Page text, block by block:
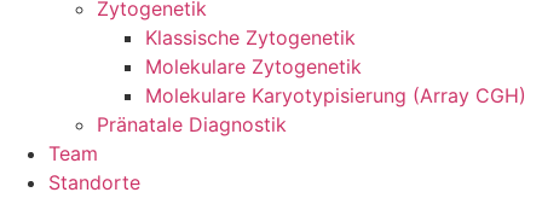
Zytogenetik
Klassische Zytogenetik
Molekulare Zytogenetik
Molekulare Karyotypisierung (Array CGH)
Pränatale Diagnostik
Team
Standorte